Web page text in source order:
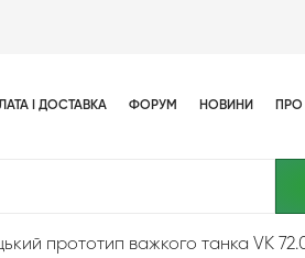
І ДОСТАВКА ФОРУМ НОВИНИ ПРО
прототип важкого танка VK